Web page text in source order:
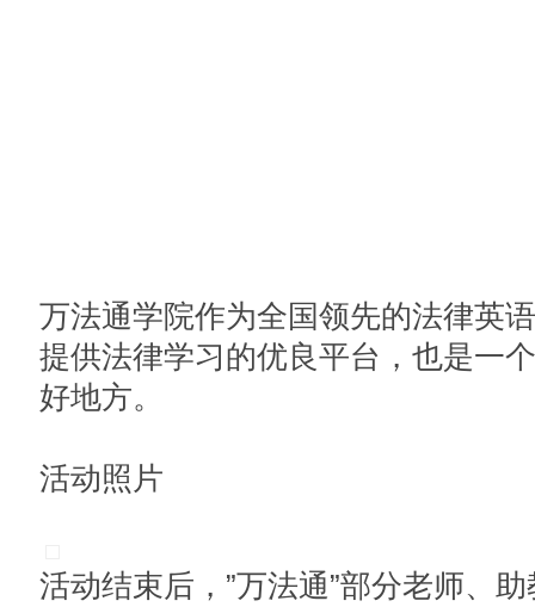
万法通学院作为全国领先的法律英
提供法律学习的优良平台，也是一
好地方。
活动照片
活动结束后，”万法通”部分老师、